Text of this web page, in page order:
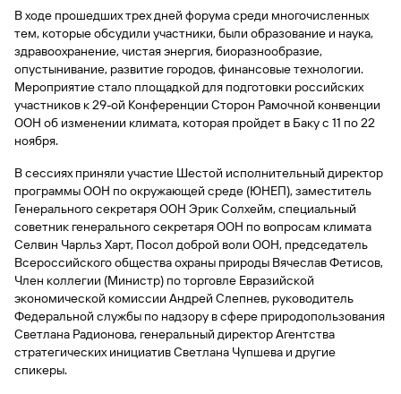
Федеральный
закон №115-
ФЗ
Как не
попасться
мошенникам?
Помощь по
действующему
кредиту
Оформить
страхование
карты
онлайн
Оператор
электронных
денежных
Вклады
Вклады
Брокер-
клиент
Дистанционные
сервисы
Стать
клиентом
Газпромбанка
онлайн
Открытый
API
курсов
валют и
металлов
Быстрый
поиск
обслуживания
юридических
лиц
Документы
для
открытия
счета
Быстрый
поиск
сайту
Вклады
В ходе прошедших трех дней форума среди многочисленных
тем, которые обсудили участники, были образование и наука,
здравоохранение, чистая энергия, биоразнообразие,
опустынивание, развитие городов, финансовые технологии.
Мероприятие стало площадкой для подготовки российских
участников к 29-ой Конференции Сторон Рамочной конвенции
ООН об изменении климата, которая пройдет в Баку с 11 по 22
ноября.
В сессиях приняли участие Шестой исполнительный директор
программы ООН по окружающей среде (ЮНЕП), заместитель
Генерального секретаря ООН Эрик Солхейм, специальный
советник генерального секретаря ООН по вопросам климата
Селвин Чарльз Харт, Посол доброй воли ООН, председатель
Всероссийского общества охраны природы Вячеслав Фетисов,
Член коллегии (Министр) по торговле Евразийской
экономической комиссии Андрей Слепнев, руководитель
Федеральной службы по надзору в сфере природопользования
Светлана Радионова, генеральный директор Агентства
стратегических инициатив Светлана Чупшева и другие
спикеры.